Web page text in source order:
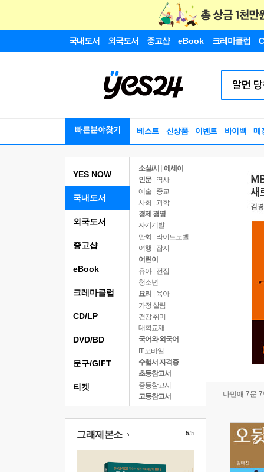
국내도서 외국도서 중고샵 eBook 크레마클럽
빠른분야찾기 베스트 신상품 이벤트 바이백 매
YES NOW
국내도서
소설/시
에세이
인문
역사
예술 | 종교
사회 | 과학
경제 경영
자기계발
만화 | 라이트노벨
여행
잡지
어린이
유아 | 전집
청소년
요리
육아
가정 살림
건강 취미
대학교재
국어와 외국어
IT 모바일
수험서 자격증
초등참고서
중등참고서
고등참고서
나민애 7문
외국도서
중고샵
eBook
크레마클럽
CD/LP
DVD/BD
문구/GIFT
티켓
그래제본소 5/5